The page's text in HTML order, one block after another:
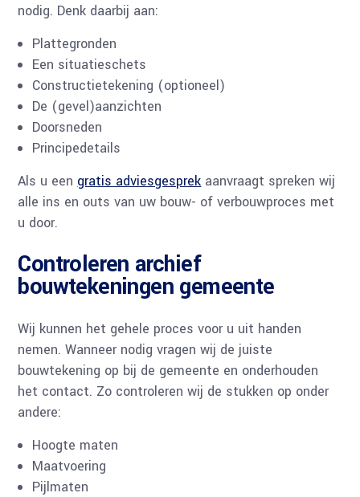
nodig. Denk daarbij aan:
Plattegronden
Een situatieschets
Constructietekening (optioneel)
De (gevel)aanzichten
Doorsneden
Principedetails
Als u een gratis adviesgesprek aanvraagt spreken wij
alle ins en outs van uw bouw- of verbouwproces met
u door.
Controleren archief
bouwtekeningen gemeente
Wij kunnen het gehele proces voor u uit handen
nemen. Wanneer nodig vragen wij de juiste
bouwtekening op bij de gemeente en onderhouden
het contact. Zo controleren wij de stukken op onder
andere:
Hoogte maten
Maatvoering
Pijlmaten